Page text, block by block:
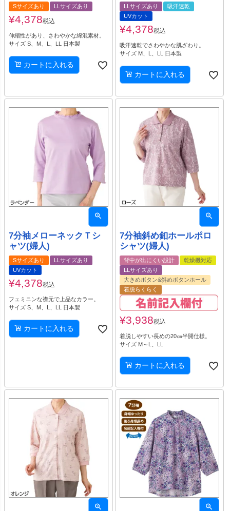
Sサイズあり LLサイズあり
¥4,378税込
伸縮性があり、さわやかな綿混素材。
サイズ S、M、L、LL 日本製
カートに入れる
LLサイズあり
吸汗速乾
UVカット
¥4,378税込
吸汗速乾でさわやかな肌ざわり。
サイズ M、L、LL 日本製
カートに入れる
7分袖メローネックＴシ
ャツ(婦人)
Sサイズあり
LLサイズあり
UVカット
¥4,378税込
フェミニンな襟元で上品なカラー。
サイズ S、M、L、LL 日本製
カートに入れる
7分袖斜め釦ホールポロ
シャツ(婦人)
背中が出にくい設計
乾燥機対応
LLサイズあり
大きめボタン&斜めボタンホール
着脱らくらく
¥3,938税込
着脱しやすい長めの20㎝半開仕様。
サイズ M～L、LL
カートに入れる